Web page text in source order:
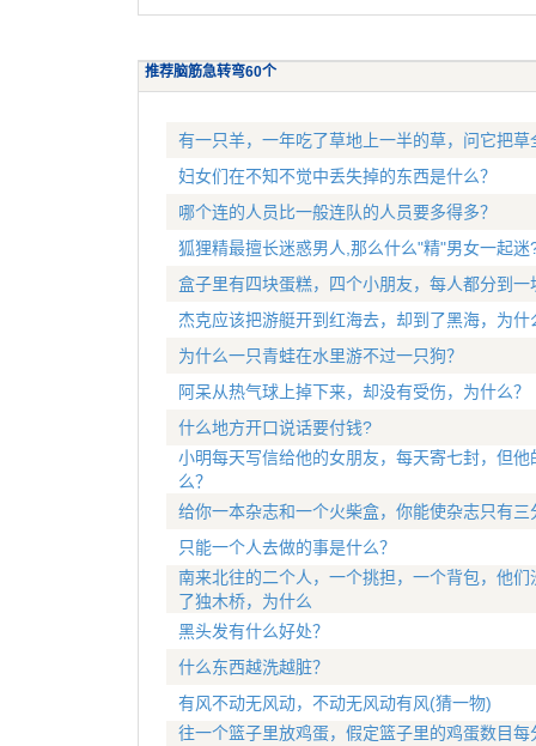
推荐脑筋急转弯60个
有一只羊，一年吃了草地上一半的草，问它把
妇女们在不知不觉中丢失掉的东西是什么？
哪个连的人员比一般连队的人员要多得多？
狐狸精最擅长迷惑男人,那么什么"精"男女一起迷
盒子里有四块蛋糕，四个小朋友，每人都分到
杰克应该把游艇开到红海去，却到了黑海，为什
为什么一只青蛙在水里游不过一只狗？
阿呆从热气球上掉下来，却没有受伤，为什么？
什么地方开口说话要付钱?
小明每天写信给他的女朋友，每天寄七封，但
么？
给你一本杂志和一个火柴盒，你能使杂志只有
只能一个人去做的事是什么？
南来北往的二个人，一个挑担，一个背包，他
了独木桥，为什么
黑头发有什么好处？
什么东西越洗越脏？
有风不动无风动，不动无风动有风(猜一物)
往一个篮子里放鸡蛋，假定篮子里的鸡蛋数目